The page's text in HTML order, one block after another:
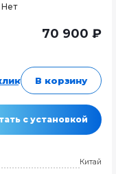
Нет
70 900 ₽
В корзину
с установкой
Китай